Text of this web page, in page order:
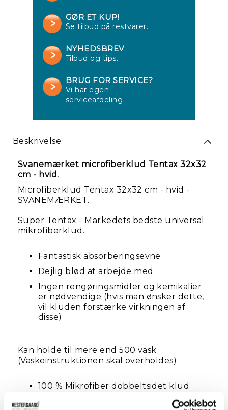
GØR ET KUP!
Se tilbud på restvarer.
NYHEDSBREV
Tilbud og tips.
BRUG FOR SERVICE?
Vi har egen
serviceafdeling
Beskrivelse
Svanemærket microfiberklud Tentax 32x32
cm - hvid.
Microfiberklud Tentax 32x32 cm - hvid -
SVANEMÆRKET.
Super Tentax - Markedets bedste universal
mikrofiberklud.
Fantastisk absorberingsevne
Dejlig blød at arbejde med
Ingen rengøringsmidler og kemikalier
er nødvendige (hvis man ønsker dette,
vil kluden forstærke virkningen af
disse)
Kan holde til mere end 500 vask
(Vaskeinstruktionen skal overholdes)
100 % Mikrofiber dobbeltsidet klud
som er splittet i 224 segmenter